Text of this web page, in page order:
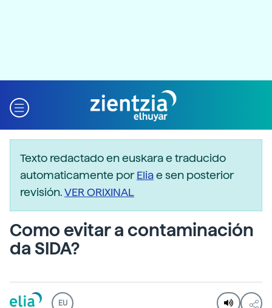
Texto redactado en euskara e traducido
automaticamente porEliae sen posterior
revisión.VER ORIXINAL
Como evitar a contaminación
da SIDA?
EU